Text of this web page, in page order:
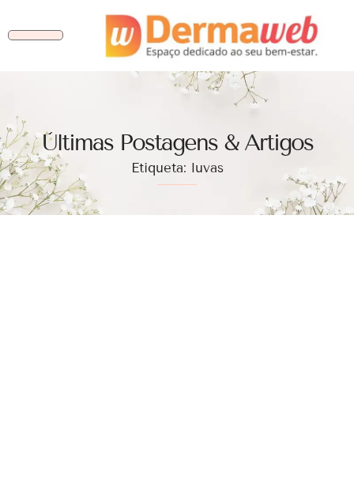
Ùltimas Postagens & Artigos
Etiqueta: luvas